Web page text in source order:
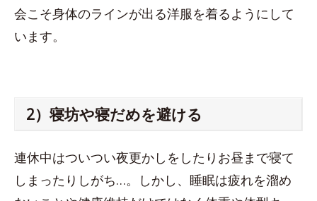
会こそ身体のラインが出る洋服を着るようにして
います。
2）寝坊や寝だめを避ける
連休中はついつい夜更かしをしたりお昼まで寝て
しまったりしがち…。しかし、睡眠は疲れを溜め